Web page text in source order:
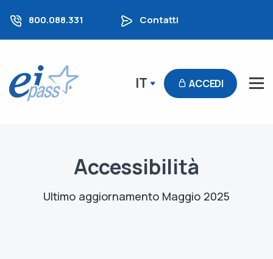
800.088.331 Contatti
IT ACCEDI
Accessibilità
Ultimo aggiornamento Maggio 2025